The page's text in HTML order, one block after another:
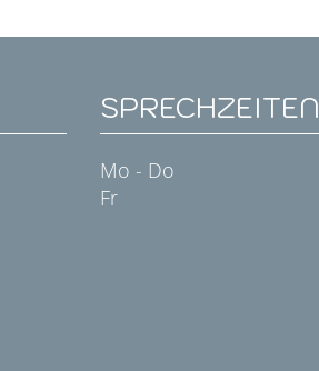
SPRECHZEITEN
Mo - Do
Fr